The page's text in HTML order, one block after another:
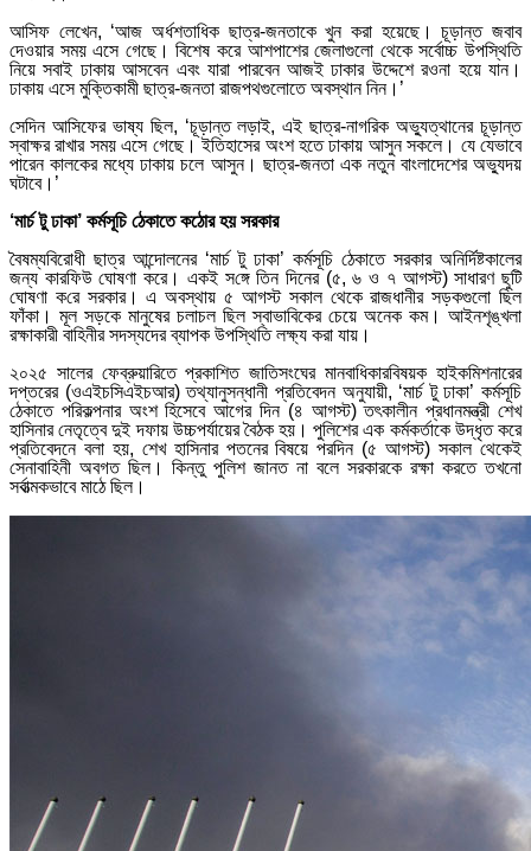
আসিফ লেখেন, ‘আজ অর্ধশতাধিক ছাত্র-জনতাকে খুন করা হয়েছে। চূড়ান্ত জবাব
দেওয়ার সময় এসে গেছে। বিশেষ করে আশপাশের জেলাগুলো থেকে সর্বোচ্চ উপস্থিতি
নিয়ে সবাই ঢাকায় আসবেন এবং যারা পারবেন আজই ঢাকার উদ্দেশে রওনা হয়ে যান।
ঢাকায় এসে মুক্তিকামী ছাত্র-জনতা রাজপথগুলোতে অবস্থান নিন।’
সেদিন আসিফের ভাষ্য ছিল, ‘চূড়ান্ত লড়াই, এই ছাত্র-নাগরিক অভ্যুত্থানের চূড়ান্ত
স্বাক্ষর রাখার সময় এসে গেছে। ইতিহাসের অংশ হতে ঢাকায় আসুন সকলে। যে যেভাবে
পারেন কালকের মধ্যে ঢাকায় চলে আসুন। ছাত্র-জনতা এক নতুন বাংলাদেশের অভ্যুদয়
ঘটাবে।’
‘মার্চ টু ঢাকা’ কর্মসূচি ঠেকাতে কঠোর হয় সরকার
বৈষম্যবিরোধী ছাত্র আন্দোলনের ‘মার্চ টু ঢাকা’ কর্মসূচি ঠেকাতে সরকার অনির্দিষ্টকালের
জন্য কার‌ফিউ ঘোষণা করে। একই স‌ঙ্গে তিন দিনের (৫, ৬ ও ৭ আগস্ট) সাধারণ ছু‌টি
ঘোষণা ক‌রে সরকার। এ অবস্থায় ৫ আগস্ট সকা‌ল থেকে রাজধানীর সড়কগুলো ছিল
ফাঁকা। মূল সড়কে মানুষের চলাচল ছিল স্বাভাবিকের চেয়ে অনেক কম। আইনশৃঙ্খলা
রক্ষাকারী বাহিনীর সদস্যদের ব্যাপক উপস্থিতি লক্ষ্য করা যায়।
২০২৫ সালের ফেব্রুয়ারিতে প্রকাশিত জাতিসংঘের মানবাধিকারবিষয়ক হাইকমিশনারের
দপ্তরের (ওএইচসিএইচআর) তথ্যানুসন্ধানী প্রতিবেদন অনুযায়ী, ‘মার্চ টু ঢাকা’ কর্মসূচি
ঠেকাতে পরিকল্পনার অংশ হিসেবে আগের দিন (৪ আগস্ট) তৎকালীন প্রধানমন্ত্রী শেখ
হাসিনার নেতৃত্বে দুই দফায় উচ্চপর্যায়ের বৈঠক হয়। পুলিশের এক কর্মকর্তাকে উদ্ধৃত করে
প্রতিবেদনে বলা হয়, শেখ হাসিনার পতনের বিষয়ে পরদিন (৫ আগস্ট) সকাল থেকেই
সেনাবাহিনী অবগত ছিল। কিন্তু পুলিশ জানত না বলে সরকারকে রক্ষা করতে তখনো
সর্বাত্মকভাবে মাঠে ছিল।